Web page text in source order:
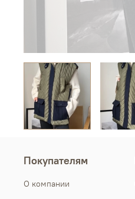
Покупателям
О компании